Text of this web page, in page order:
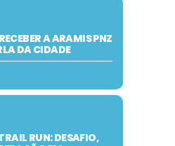
A ARAMIS PNZ
DA CIDADE
RUN: DESAFIO,